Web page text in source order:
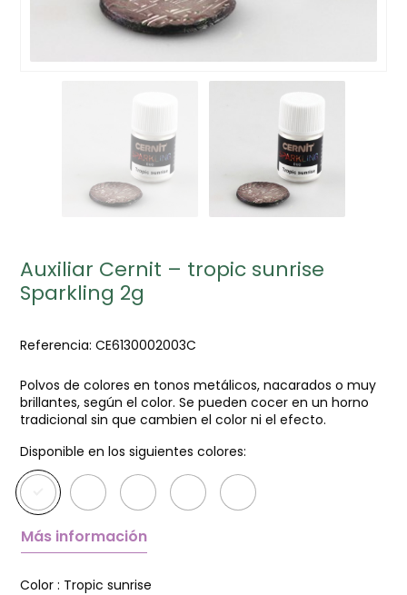
Auxiliar Cernit – tropic sunrise
Sparkling 2g
Referencia: CE6130002003C
Polvos de colores en tonos metálicos, nacarados o muy
brillantes, según el color. Se pueden cocer en un horno
tradicional sin que cambien el color ni el efecto.
Disponible en los siguientes colores:
Más información
Color : Tropic sunrise